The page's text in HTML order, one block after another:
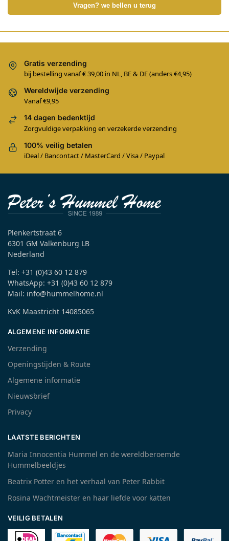
Vragen? we bellen u terug
Gratis verzending
bij bestelling vanaf € 39,00 in NL, BE & DE (anders €4,95)
Wereldwijde verzending
Vanaf €9,95
14 dagen bedenktijd
Zorgvuldige verpakking en verzekerde verzending
100% veilig betalen
iDeal / Bancontact / MasterCard / Visa / Paypal
Plenkertstraat 6
6301 GM Valkenburg LB
Nederland
Tel: +31 (0)43 60 12 879
WhatsApp: +31 (0)43 60 12 879
Mail: info@hummelhome.nl
KvK Maastricht 14085065
ALGEMENE INFORMATIE
Verzending
Openingstijden & Route
Algemene informatie
Nieuwsbrief
Privacy
LAATSTE BERICHTEN
Maria Innocentia Hummel en de wereldberoemde
Hummelbeeldjes
Beatrix Potter en het verhaal van Peter Rabbit
Rosina Wachtmeister en haar liefde voor katten
VEILIG BETALEN